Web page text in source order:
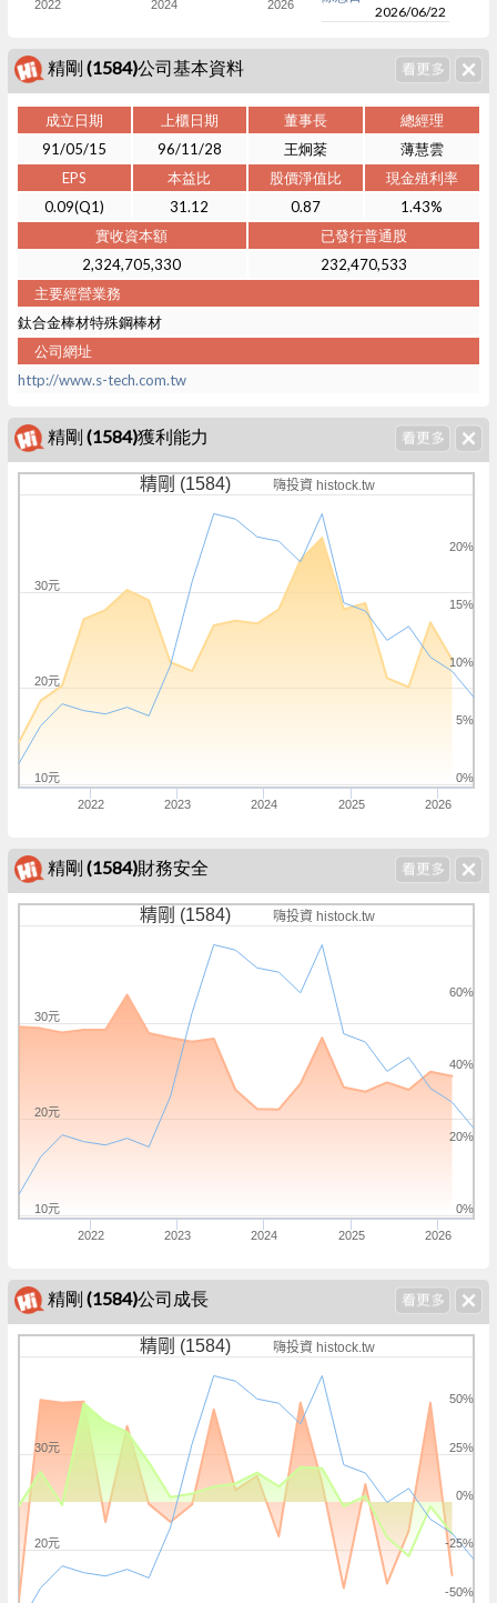
2022 2024 2026
2026/06/22
精剛 (1584)公司基本資料
成立日期 上櫃日期 董事長
總經理
91/05/15
96/11/28 王炯棻
薄慧雲
EPS
本益比 股價淨值比
現金殖利率
0.09(Q1)
31.12 0.87
1.43%
實收資本額
已發行普通股
2,324,705,330
232,470,533
主要經營業務
鈦合金棒材特殊鋼棒材
公司網址
http://www.s-tech.com.tw
精剛 (1584)獲利能力
精剛 (1584) 嗨投資 histock.tw
2022 2023 2024 2025 2026
0%
5%
10%
15%
20%
10元
20元
30元
精剛 (1584)財務安全
精剛 (1584) 嗨投資 histock.tw
2022 2023 2024 2025 2026
0%
20%
40%
60%
10元
20元
30元
精剛 (1584)公司成長
精剛 (1584) 嗨投資 histock.tw
-50%
-25%
0%
25%
50%
20元
30元